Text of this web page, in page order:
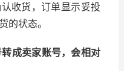
收货，订单显示妥投
的状态。
成卖家账号，会相对